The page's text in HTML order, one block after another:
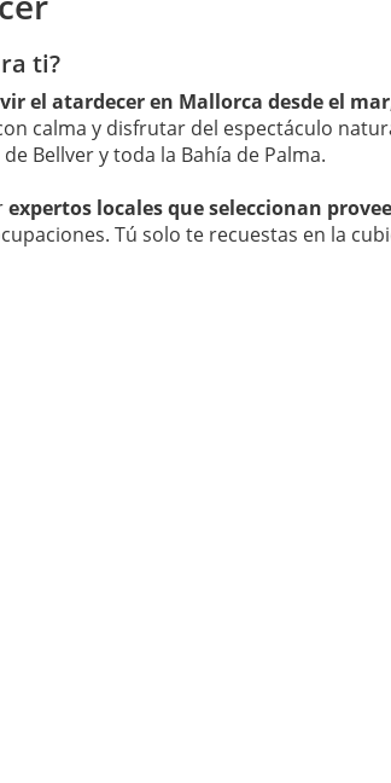
ti?
el atardecer en Mallorca desde el
calma y disfrutar del espectáculo
Bellver y toda la Bahía de Palma.
expertos locales que seleccionan
Tú solo te recuestas en la